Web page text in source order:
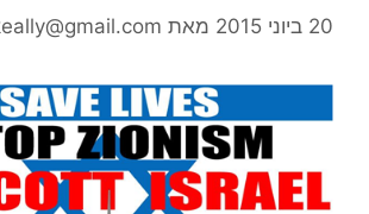
20 ביוני 2015 מאת